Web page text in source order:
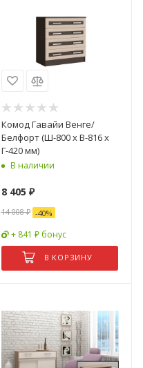
Комод Гавайи Венге/
Белфорт (Ш-800 х В-816 х
Г-420 мм)
В наличии
8 405 ₽
14 008₽ -40%
+ 841 ₽ бонус
В КОРЗИНУ